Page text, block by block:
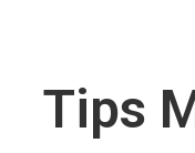
Tips